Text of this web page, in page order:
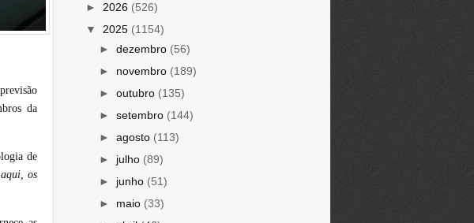
da
de
os
► 2026 (526)
▼ 2025 (1154)
► dezembro (56)
► novembro (189)
► outubro (135)
► setembro (144)
► agosto (113)
► julho (89)
► junho (51)
► maio (33)